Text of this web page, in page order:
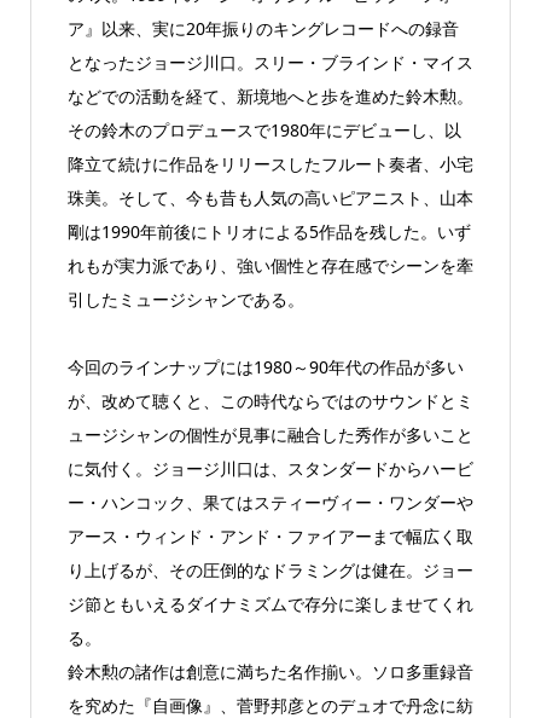
ア』以来、実に20年振りのキングレコードへの録音
となったジョージ川口。スリー・ブラインド・マイス
などでの活動を経て、新境地へと歩を進めた鈴木勲。
その鈴木のプロデュースで1980年にデビューし、以
降立て続けに作品をリリースしたフルート奏者、小宅
珠美。そして、今も昔も人気の高いピアニスト、山本
剛は1990年前後にトリオによる5作品を残した。いず
れもが実力派であり、強い個性と存在感でシーンを牽
引したミュージシャンである。
今回のラインナップには1980～90年代の作品が多い
が、改めて聴くと、この時代ならではのサウンドとミ
ュージシャンの個性が見事に融合した秀作が多いこと
に気付く。ジョージ川口は、スタンダードからハービ
ー・ハンコック、果てはスティーヴィー・ワンダーや
アース・ウィンド・アンド・ファイアーまで幅広く取
り上げるが、その圧倒的なドラミングは健在。ジョー
ジ節ともいえるダイナミズムで存分に楽しませてくれ
る。
鈴木勲の諸作は創意に満ちた名作揃い。ソロ多重録音
を究めた『自画像』、菅野邦彦とのデュオで丹念に紡